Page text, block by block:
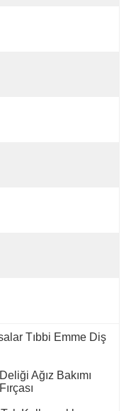
Tıbbi Emme Diş
Ağız Bakımı